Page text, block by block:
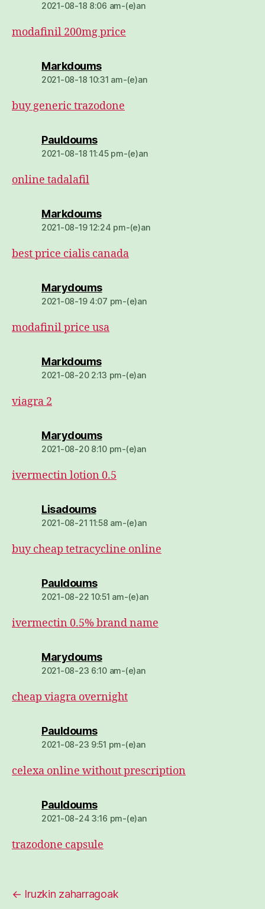
2021-08-18 8:06 am-(e)an
modafinil 200mg price
Markdoumsdio:
2021-08-18 10:31 am-(e)an
buy generic trazodone
Pauldoumsdio:
2021-08-18 11:45 pm-(e)an
online tadalafil
Markdoumsdio:
2021-08-19 12:24 pm-(e)an
best price cialis canada
Marydoumsdio:
2021-08-19 4:07 pm-(e)an
modafinil price usa
Markdoumsdio:
2021-08-20 2:13 pm-(e)an
viagra 2
Marydoumsdio:
2021-08-20 8:10 pm-(e)an
ivermectin lotion 0.5
Lisadoumsdio:
2021-08-21 11:58 am-(e)an
buy cheap tetracycline online
Pauldoumsdio:
2021-08-22 10:51 am-(e)an
ivermectin 0.5% brand name
Marydoumsdio:
2021-08-23 6:10 am-(e)an
cheap viagra overnight
Pauldoumsdio:
2021-08-23 9:51 pm-(e)an
celexa online without prescription
Pauldoumsdio:
2021-08-24 3:16 pm-(e)an
trazodone capsule
← Iruzkin zaharragoak